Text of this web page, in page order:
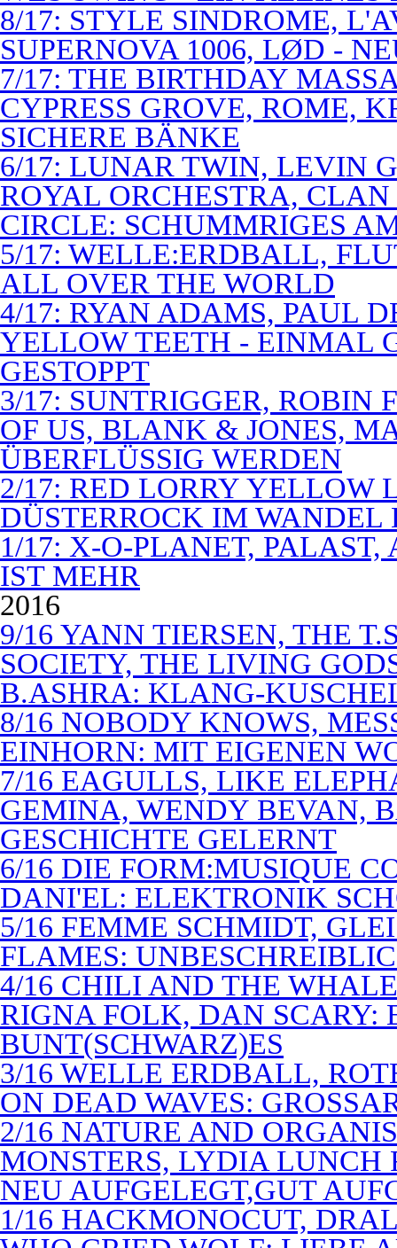
8/17: STYLE SINDROME,
SUPERNOVA 1006, LØD -
7/17: THE BIRTHDAY
CYPRESS GROVE, ROME,
SICHERE BÄNKE
6/17: LUNAR TWIN, LEVIN
ROYAL ORCHESTRA,
CIRCLE: SCHUMMRIGES
5/17: WELLE:ERDBALL,
ALL OVER THE WORLD
4/17: RYAN ADAMS, PAUL
YELLOW TEETH - EINMAL
GESTOPPT
3/17: SUNTRIGGER, ROBIN
OF US, BLANK & JONES,
ÜBERFLÜSSIG WERDEN
2/17: RED LORRY YELLOW
DÜSTERROCK IM WANDEL
1/17: X-O-PLANET,
IST MEHR
2016
9/16 YANN TIERSEN, THE
SOCIETY, THE LIVING
B.ASHRA: KLANG-
8/16 NOBODY KNOWS,
EINHORN: MIT EIGENEN
7/16 EAGULLS, LIKE
GEMINA, WENDY BEVAN,
GESCHICHTE GELERNT
6/16 DIE FORM:MUSIQUE
DANI'EL: ELEKTRONIK
5/16 FEMME SCHMIDT,
FLAMES:
4/16 CHILI AND THE
RIGNA FOLK, DAN SCARY:
BUNT(SCHWARZ)ES
3/16 WELLE ERDBALL,
ON DEAD WAVES:
2/16 NATURE AND
MONSTERS, LYDIA LUNCH
NEU AUFGELEGT,GUT
1/16 HACKMONOCUT,